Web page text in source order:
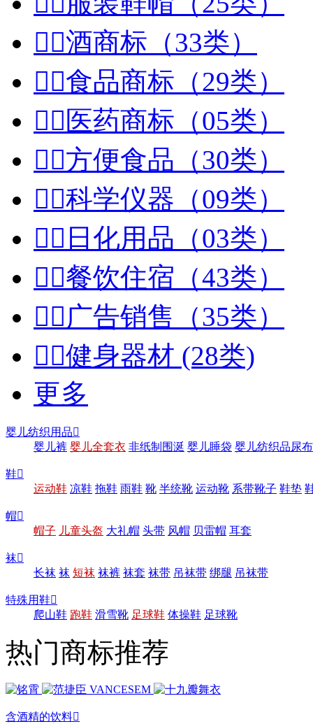
酒商标（33类）
食品商标（29类）
医药商标（05类）
方便食品（30类）
科学仪器（09类）
 日化用品（03类）
餐饮住宿（43类）
广告销售（35类）
健身器材 (28类)
更多
婴儿纺织用品
婴儿裤 婴儿全套衣 非纸制围涎 婴儿睡袋 婴儿纺织品尿布
鞋
运动鞋 凉鞋 拖鞋 雨鞋 靴 半统靴 运动靴 系带靴子 鞋垫
帽
帽子 儿童头盔 大礼帽 头带 风帽 贝雷帽 耳套
袜
长袜 袜 短袜 袜裤 袜套 袜带 吊袜带 绑腿 吊袜带
特殊用鞋
爬山鞋 跑鞋 滑雪靴 足球鞋 体操鞋 足球靴
热门商标推荐
含酒精的饮料